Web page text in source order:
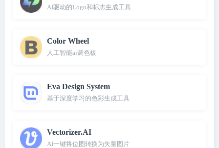
AI驱动的Logo和标志生成工具
Color Wheel
人工智能ai调色板
Eva Design System
基于深度学习的色彩生成工具
Vectorizer.AI
AI一键将位图转换为矢量图片